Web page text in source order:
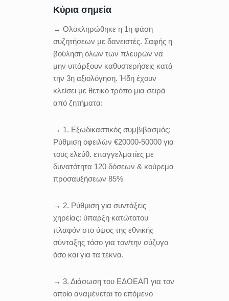
Κύρια σημεία
→ Ολοκληρώθηκε η 1η φάση
συζητήσεων με δανειστές. Σαφής η
βούληση όλων των πλευρών να
μην υπάρξουν καθυστερήσεις κατά
την 3η αξιολόγηση. Ήδη έχουν
κλείσει με θετικό τρόπο μια σειρά
από ζητήματα:
→ 1. Eξωδικαστικός συμβιβασμός:
Ρύθμιση οφειλών €20000-50000 για
τους ελεύθ. επαγγελματίες με
δυνατότητα 120 δόσεων & κούρεμα
προσαυξήσεων 85%
→ 2. Ρύθμιση για συντάξεις
χηρείας: ύπαρξη κατώτατου
πλαφόν στο ύψος της εθνικής
σύνταξης τόσο για τον/την σύζυγο
όσο και για τα τέκνα.
→ 3. Διάσωση του ΕΔΟΕΑΠ για τον
οποίο αναμένεται το επόμενο